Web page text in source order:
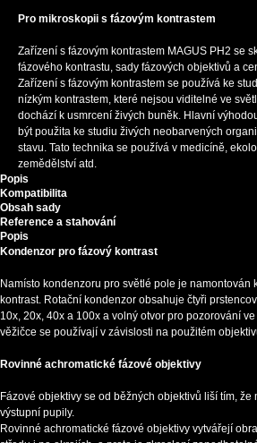
Pro mikroskopii s fázovým kontrastem
Zařízení s fázovým kontrastem MAGUS PH2 se
fázového kontrastu, sady fázových objektivů a
Zařízení s fázovým kontrastem se používá ke
nízkým kontrastem, které nejsou viditelné ve
dochází k usmrcení živých buněk. Hlavní
být použita ke studiu živých neobarvených
stavu. Tato technika se používá v medicíně,
zemědělství atd.
Popis
Kompatibilita
Obsah sady
Reference a stahování
Popis
Kondenzor pro fázový kontrast
Namísto kondenzoru pro světlé pole je namontován
kontrast. Rotační kondenzor obsahuje čtyři
10x, 20x, 40x a 100x a volný otvor pro pozorování
věžičce se používají v závislosti na použitém
Rovinné achromatické fázové objektivy
Fázové objektivy se od běžných objektivů liší tím, že
výstupní pupily.
Rovinné achromatické fázové objektivy vytvářejí